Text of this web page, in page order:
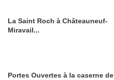
La Saint Roch à Châteauneuf-
Miravail...
Portes Ouvertes à la caserne de